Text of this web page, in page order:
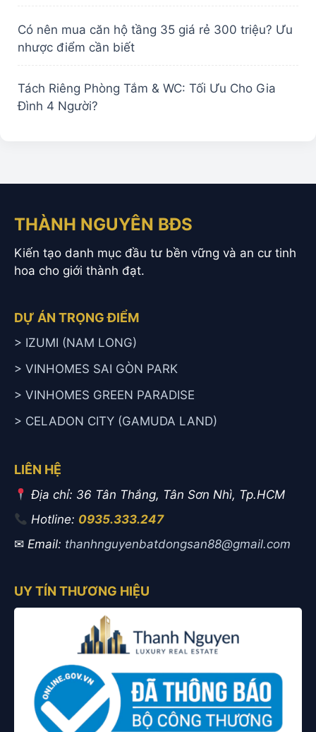
Có nên mua căn hộ tầng 35 giá rẻ 300 triệu? Ưu
nhược điểm cần biết
Tách Riêng Phòng Tắm & WC: Tối Ưu Cho Gia
Đình 4 Người?
THÀNH NGUYÊN BĐS
Kiến tạo danh mục đầu tư bền vững và an cư tinh
hoa cho giới thành đạt.
DỰ ÁN TRỌNG ĐIỂM
> IZUMI (NAM LONG)
> VINHOMES SAI GÒN PARK
> VINHOMES GREEN PARADISE
> CELADON CITY (GAMUDA LAND)
LIÊN HỆ
Địa chỉ: 36 Tân Thắng, Tân Sơn Nhì, Tp.HCM
Hotline: 0935.333.247
✉ Email: thanhnguyenbatdongsan88@gmail.com
UY TÍN THƯƠNG HIỆU